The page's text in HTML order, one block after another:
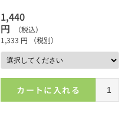
1,440
円
（税込）
1,333 円 （税別）
カートに入れる